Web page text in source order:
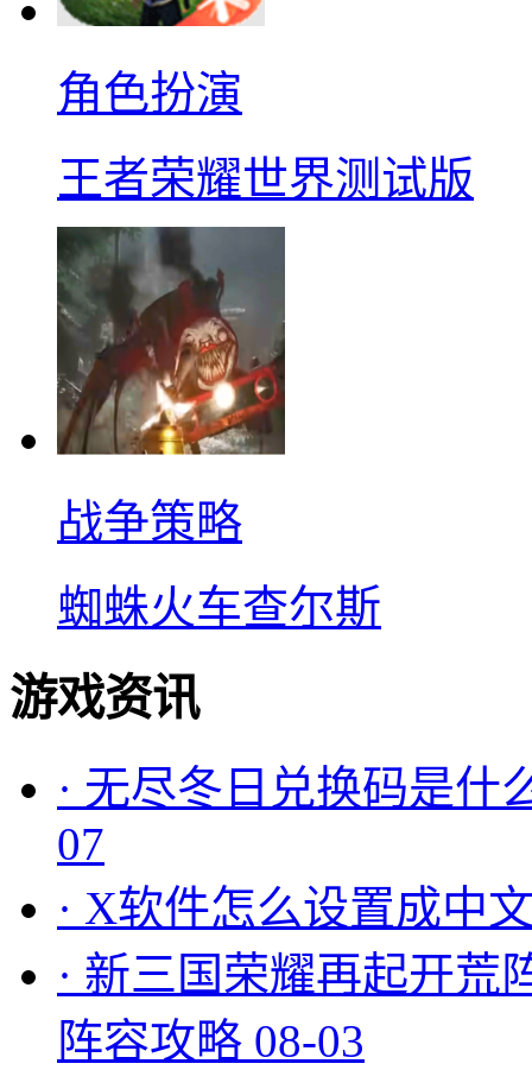
角色扮演
王者荣耀世界测试版
战争策略
蜘蛛火车查尔斯
游戏资讯
· 无尽冬日兑换码是什
07
· X软件怎么设置成中
· 新三国荣耀再起开荒
阵容攻略 08-03